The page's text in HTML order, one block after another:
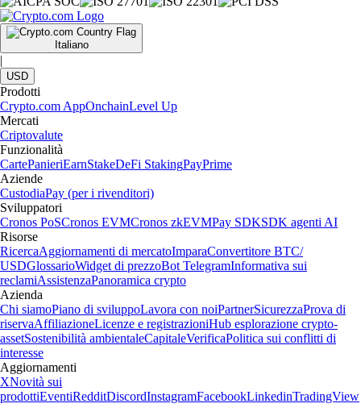
Italiano
|
USD
Prodotti
Crypto.com AppOnchainLevel Up
Mercati
Criptovalute
Funzionalità
CartePanieriEarnStakeDeFi StakingPayPrime
Aziende
CustodiaPay (per i rivenditori)
Sviluppatori
Cronos PoSCronos EVMCronos zkEVMPay SDKSDK agenti AI
Risorse
RicercaAggiornamenti di mercatoImparaConvertitore BTC/
USDGlossarioWidget di prezzoBot TelegramInformativa sui
reclamiAssistenzaPanoramica crypto
Azienda
Chi siamoPiano di sviluppoLavora con noiPartnerSicurezzaProva di
riservaAffiliazioneLicenze e registrazioniHub esplorazione crypto-
assetSostenibilità ambientaleCapitaleVerificaPolitica sui conflitti di
interesse
Aggiornamenti
XNovità sui
prodottiEventiRedditDiscordInstagramFacebookLinkedinTradingView